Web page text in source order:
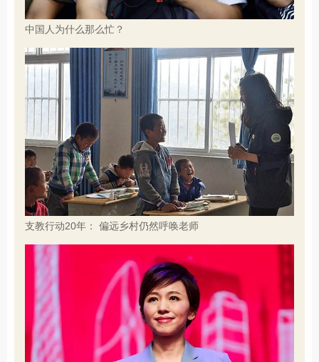
中国人为什么那么忙？
支教行动20年： 偏远乡村仍然呼唤老师